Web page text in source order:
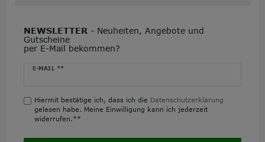
NEWSLETTER - Neuheiten, Angebote und
Gutscheine
per E-Mail bekommen?
E-MAIL **
Newsletter
Hiermit bestätige ich, dass ich die Daten­schutz­erklärung
gelesen habe. Meine Einwilligung kann ich jederzeit
widerrufen.**